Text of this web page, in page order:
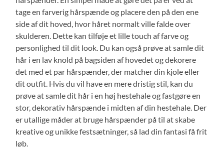
tage en farverig hårspænde og placere den på den ene
side af dit hoved, hvor håret normalt ville falde over
skulderen. Dette kan tilføje et lille touch af farve og
personlighed til dit look. Du kan også prøve at samle dit
hår i en lav knold på bagsiden af hovedet og dekorere
det med et par hårspænder, der matcher din kjole eller
dit outfit. Hvis du vil have en mere dristig stil, kan du
prøve at samle dit hår i en høj hestehale og fastgøre en
stor, dekorativ hårspænde i midten af din hestehale. Der
er utallige måder at bruge hårspænder på til at skabe
kreative og unikke festsætninger, så lad din fantasi få frit
løb.